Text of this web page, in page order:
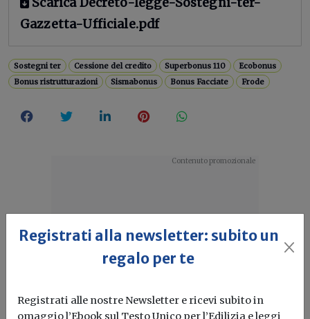
Gazzetta-Ufficiale.pdf
Sostegni ter Cessione del credito Superbonus 110
Ecobonus
Bonus ristrutturazioni
Sismabonus Bonus Facciate Frode
Registrati alla newsletter: subito un
regalo per te
Registrati alle nostre Newsletter e ricevi subito in
omaggio l’Ebook sul Testo Unico per l’Edilizia e leggi